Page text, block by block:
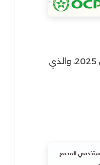
بعد رفض مهنيي الصيد البحري للقرار الصادر عن وزارة الصيد البحري بتاريخ 28 مارس 2025، والذي